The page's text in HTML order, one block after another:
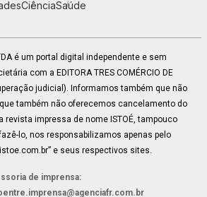
CiênciaSaúde
é um portal digital independente e sem
com a EDITORA TRES COMÉRCIO DE
judicial). Informamos também que não
também não oferecemos cancelamento do
impressa de nome ISTOÉ, tampouco
lo, nos responsabilizamos apenas pelo
e seus respectivos sites.
de imprensa: